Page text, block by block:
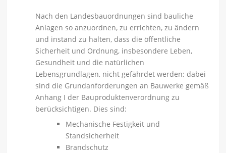
Nach den Landesbauordnungen sind bauliche
Anlagen so anzuordnen, zu errichten, zu ändern
und instand zu halten, dass die öffentliche
Sicherheit und Ordnung, insbesondere Leben,
Gesundheit und die natürlichen
Lebensgrundlagen, nicht gefährdet werden; dabei
sind die Grundanforderungen an Bauwerke gemäß
Anhang I der Bauproduktenverordnung zu
berücksichtigen. Dies sind:
Mechanische Festigkeit und
Standsicherheit
Brandschutz